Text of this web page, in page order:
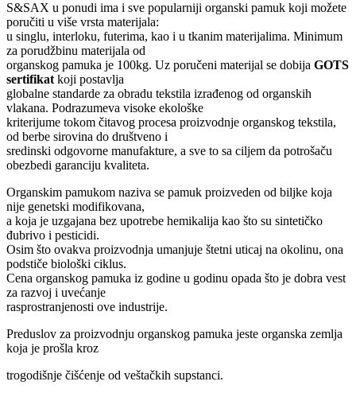
S&SAX u ponudi ima i sve popularniji organski pamuk koji možete
poručiti u više vrsta materijala:
u singlu, interloku, futerima, kao i u tkanim materijalima. Minimum
za porudžbinu materijala od
organskog pamuka je 100kg. Uz poručeni materijal se dobija GOTS
sertifikat koji postavlja
globalne standarde za obradu tekstila izrađenog od organskih
vlakana. Podrazumeva visoke ekološke
kriterijume tokom čitavog procesa proizvodnje organskog tekstila,
od berbe sirovina do društveno i
sredinski odgovorne manufakture, a sve to sa ciljem da potrošaču
obezbedi garanciju kvaliteta.
Organskim pamukom naziva se pamuk proizveden od biljke koja
nije genetski modifikovana,
a koja je uzgajana bez upotrebe hemikalija kao što su sintetičko
đubrivo i pesticidi.
Osim što ovakva proizvodnja umanjuje štetni uticaj na okolinu, ona
podstiče biološki ciklus.
Cena organskog pamuka iz godine u godinu opada što je dobra vest
za razvoj i uvećanje
rasprostranjenosti ove industrije.
Preduslov za proizvodnju organskog pamuka jeste organska zemlja
koja je prošla kroz
trogodišnje čišćenje od veštačkih supstanci.